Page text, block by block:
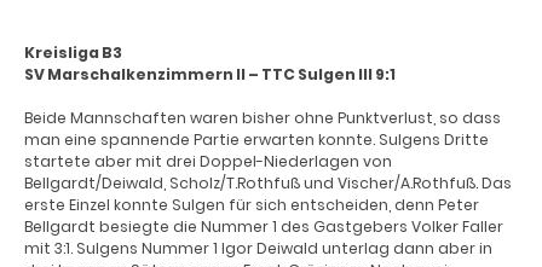
Kreisliga B3
SV Marschalkenzimmern II – TTC Sulgen III 9:1
Beide Mannschaften waren bisher ohne Punktverlust, so dass
man eine spannende Partie erwarten konnte. Sulgens Dritte
startete aber mit drei Doppel-Niederlagen von
Bellgardt/Deiwald, Scholz/T.Rothfuß und Vischer/A.Rothfuß. Das
erste Einzel konnte Sulgen für sich entscheiden, denn Peter
Bellgardt besiegte die Nummer 1 des Gastgebers Volker Faller
mit 3:1. Sulgens Nummer 1 Igor Deiwald unterlag dann aber in